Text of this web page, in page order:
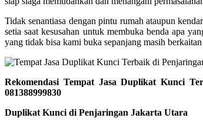
Tidak senantiasa dengan pintu rumah ataupun
setia saat kesusahan untuk membuka benda apa
yang tidak bisa kami buka sepanjang masih
Rekomendasi Tempat Jasa Duplikat Kunci
081388999830
Duplikat Kunci di Penjaringan Jakarta Utara